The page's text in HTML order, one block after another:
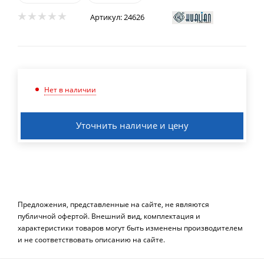
Артикул:24626
Нет в наличии
Уточнить наличие и цену
Предложения, представленные на сайте, не являются
публичной офертой. Внешний вид, комплектация и
характеристики товаров могут быть изменены производителем
и не соответствовать описанию на сайте.